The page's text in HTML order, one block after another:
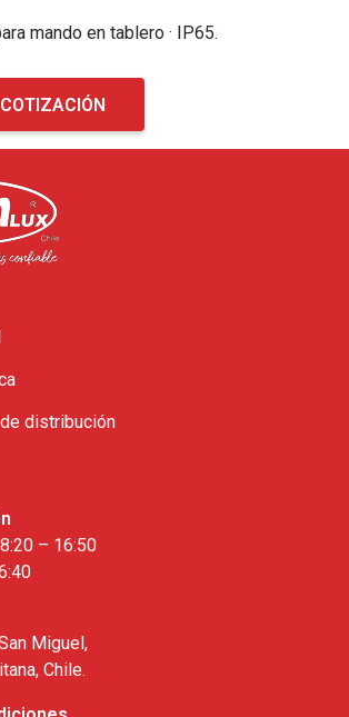
mando en tablero · IP65.
distribución
– 16:50
Miguel,
Chile.